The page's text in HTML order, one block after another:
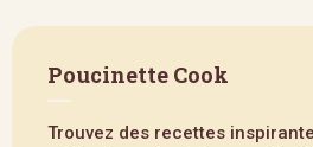
Poucinette Cook
Trouvez des recettes